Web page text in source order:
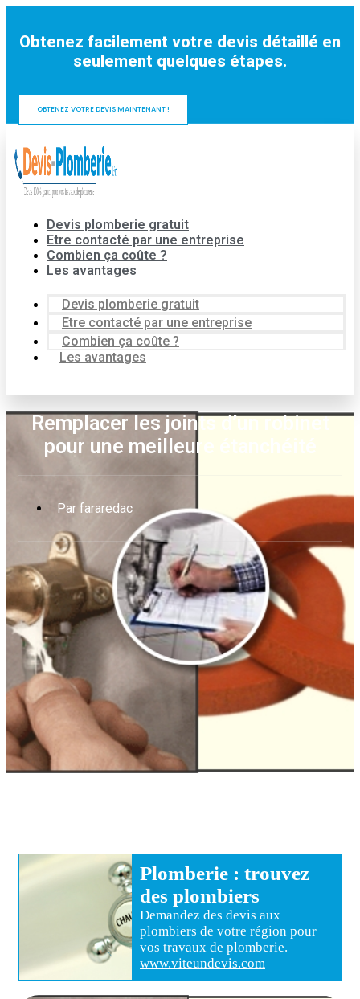
contenu
Obtenez facilement votre devis détaillé en
seulement quelques étapes.
OBTENEZ VOTRE DEVIS MAINTENANT !
Devis plomberie gratuit
Etre contacté par une entreprise
Combien ça coûte ?
Les avantages
Devis plomberie gratuit
Etre contacté par une entreprise
Combien ça coûte ?
Les avantages
Remplacer les joints d’un robinet
pour une meilleure étanchéité
Par fararedac
Plomberie : trouvez
des plombiers
Demandez des devis aux
plombiers de votre région pour
vos travaux de plomberie.
www.viteundevis.com